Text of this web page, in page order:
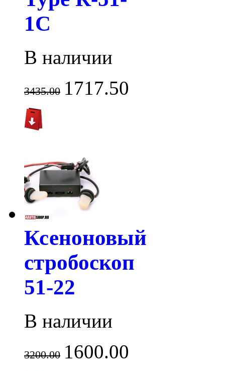
1C
В наличии
3435.00 1717.50
Ксеноновый
стробоскоп
51-22
В наличии
3200.00 1600.00